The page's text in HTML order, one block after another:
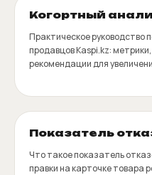
Когортный
Практическое руководство
продавцов Kaspi.kz:
рекомендации для
Показатель
Что такое показатель
правки на карточке товара